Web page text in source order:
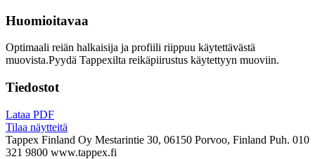
Huomioitavaa
Optimaali reiän halkaisija ja profiili riippuu käytettävästä
muovista.Pyydä Tappexilta reikäpiirustus käytettyyn muoviin.
Tiedostot
Lataa PDF
Tilaa näytteitä
Tappex Finland Oy Mestarintie 30, 06150 Porvoo, Finland Puh. 010
321 9800 www.tappex.fi